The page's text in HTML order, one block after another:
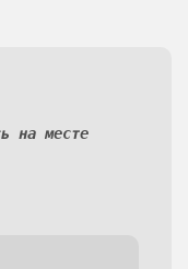
на месте